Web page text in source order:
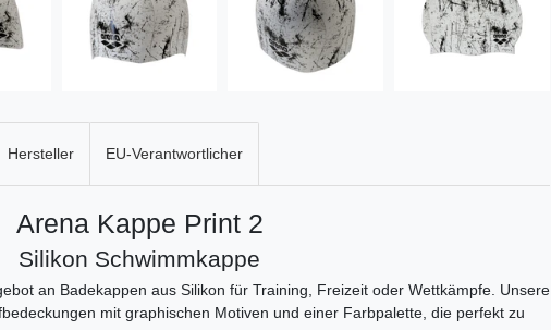
Hersteller EU-Verantwortlicher
Arena Kappe Print 2
Silikon Schwimmkappe
an Badekappen aus Silikon für Training, Freizeit oder Wettkämpfe. Unsere
mit graphischen Motiven und einer Farbpalette, die perfekt zu